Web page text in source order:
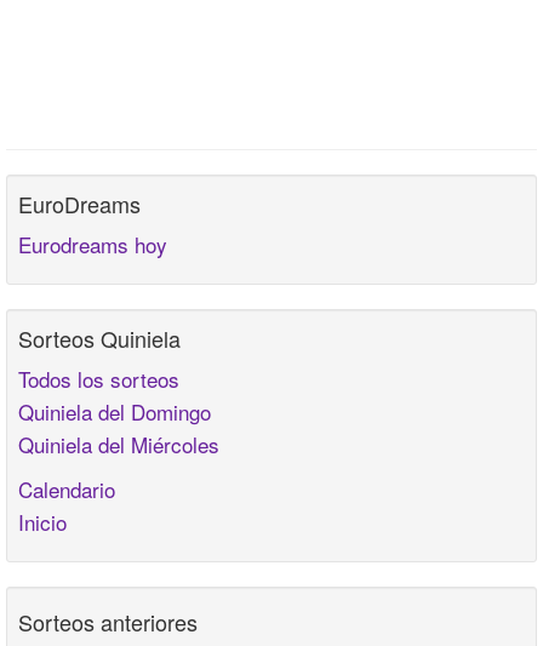
EuroDreams
Eurodreams hoy
Sorteos Quiniela
Todos los sorteos
Quiniela del Domingo
Quiniela del Miércoles
Calendario
Inicio
Sorteos anteriores